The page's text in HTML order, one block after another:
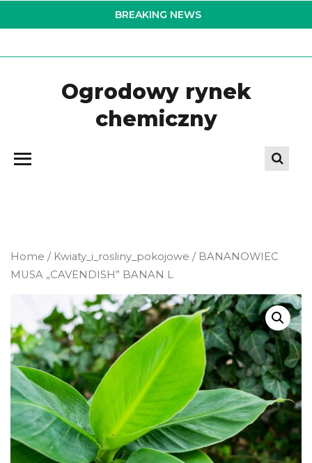
to
BREAKING NEWS
Ogrodowy rynek
chemiczny
Home / Kwiaty_i_rosliny_pokojowe / BANANOWIEC
MUSA „CAVENDISH” BANAN L